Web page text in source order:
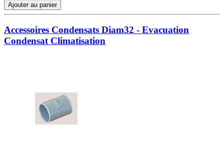
Ajouter au panier
Accessoires Condensats Diam32 - Evacuation
Condensat Climatisation